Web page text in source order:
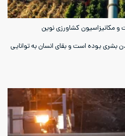
مکانیزاسیون کشاورزی نوین
بشری بوده است و بقای انسان به توانایی